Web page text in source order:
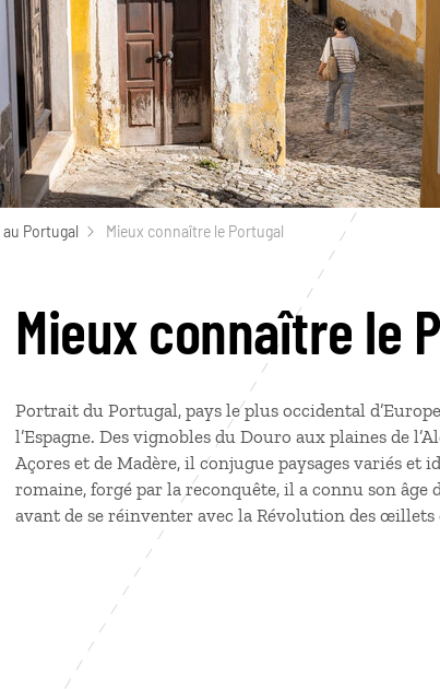
au Portugal Mieux connaître le Portugal
Mieux connaître le
Portrait du Portugal, pays le plus occidental
l’Espagne. Des vignobles du Douro aux plaines de
Açores et de Madère, il conjugue paysages variés
romaine, forgé par la reconquête, il a connu son âge
avant de se réinventer avec la Révolution des